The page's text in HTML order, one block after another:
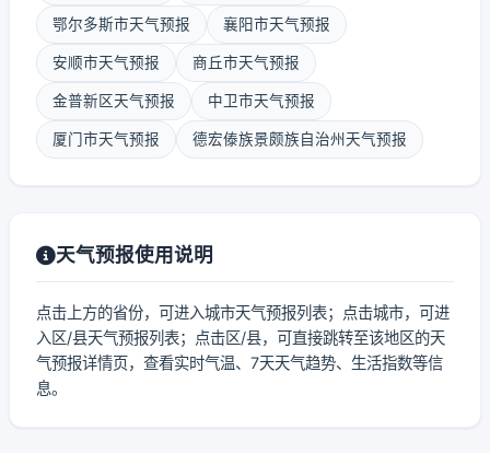
鄂尔多斯市天气预报 襄阳市天气预报
安顺市天气预报 商丘市天气预报
金普新区天气预报 中卫市天气预报
厦门市天气预报 德宏傣族景颇族自治州天气预报
天气预报使用说明
点击上方的省份，可进入城市天气预报列表；点击城市，可进
入区/县天气预报列表；点击区/县，可直接跳转至该地区的天
气预报详情页，查看实时气温、7天天气趋势、生活指数等信
息。